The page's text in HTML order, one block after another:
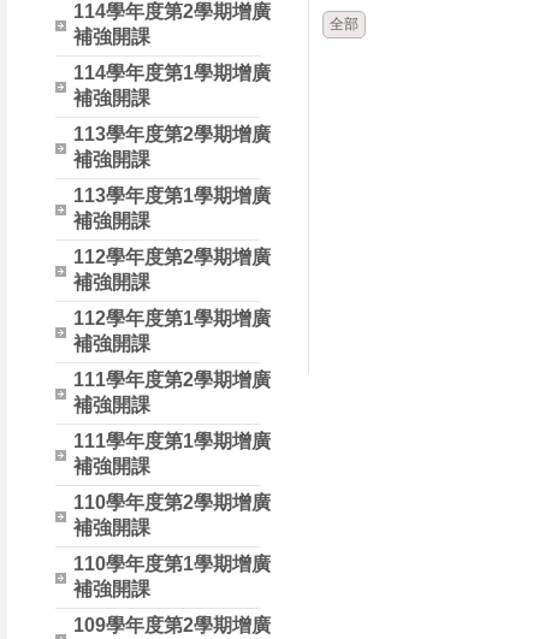
114學年度第2學期增廣
補強開課
114學年度第1學期增廣
補強開課
113學年度第2學期增廣
補強開課
113學年度第1學期增廣
補強開課
112學年度第2學期增廣
補強開課
112學年度第1學期增廣
補強開課
111學年度第2學期增廣
補強開課
111學年度第1學期增廣
補強開課
110學年度第2學期增廣
補強開課
110學年度第1學期增廣
補強開課
109學年度第2學期增廣
全部